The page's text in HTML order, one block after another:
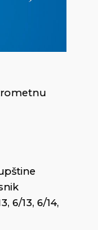
6/13, 6/14,